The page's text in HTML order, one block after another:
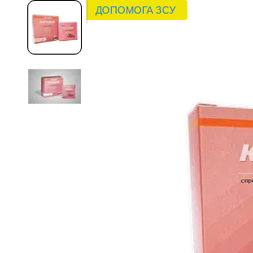
ДОПОМОГА ЗСУ